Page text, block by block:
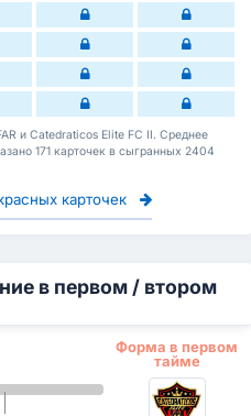
и Catedraticos Elite FC II. Среднее
171 карточек в сыгранных 2404
карточек
в первом / втором
Форма в первом
тайме